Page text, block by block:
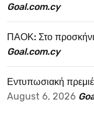
Goal.com.cy
ΠΑΟΚ: Στο
Goal.com.cy
Εντυπωσιακή
August 6, 2026